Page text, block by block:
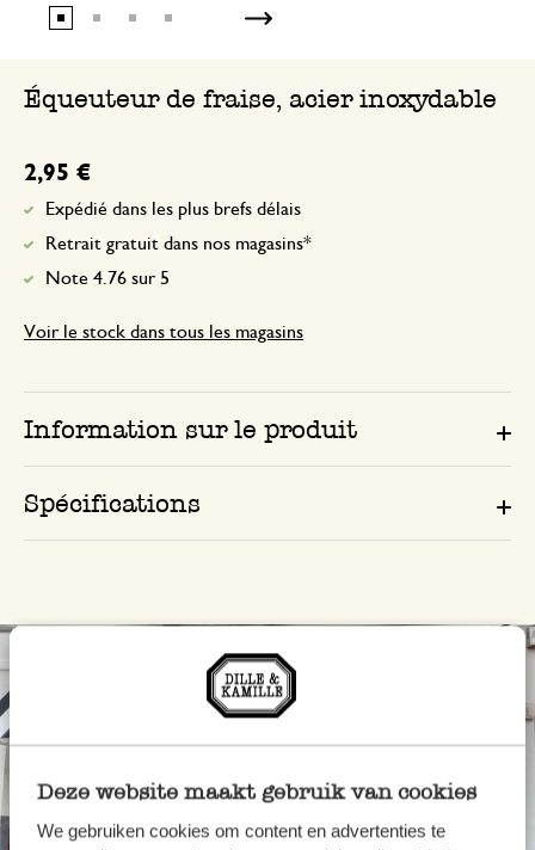
Deze website maakt gebruik van cookies
We gebruiken cookies om content en advertenties te
Équeuteur de fraise, acier inoxydable
2,95 €
Expédié dans les plus brefs délais
Retrait gratuit dans nos magasins*
Note 4.76 sur 5
Voir le stock dans tous les magasins
Information sur le produit
Spécifications